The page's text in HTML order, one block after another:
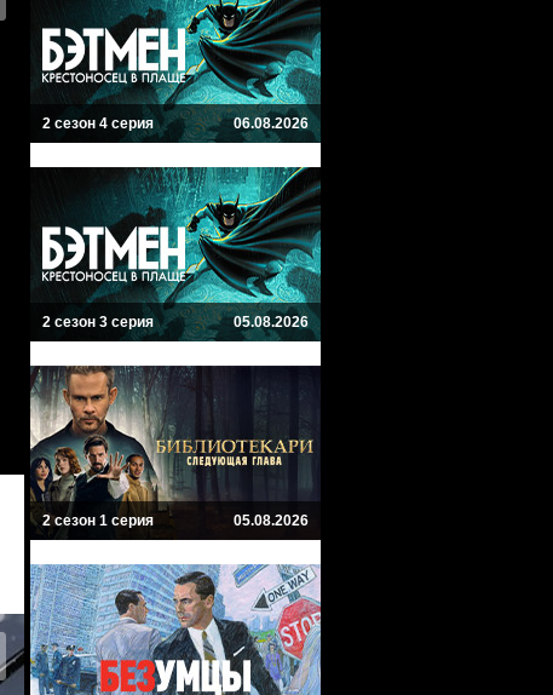
2 сезон 4 серия 06.08.2026
2 сезон 3 серия 05.08.2026
2 сезон 1 серия 05.08.2026